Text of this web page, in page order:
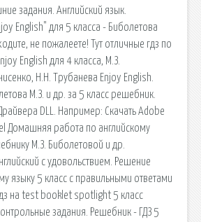
задания. Английский язык.
English" для 5 класса - Биболетова
не пожалеете! Тут отличные гдз по
English для 4 класса, М.З.
Н.Н. Трубанева Enjoy English.
М.З. и др. за 5 класс решебник.
DLL. Например: Скачать Adobe
Домашняя работа по английскому
М.З. Биболетовой и др.
с удовольствием. Решение
языку 5 класс с правильными ответами
на test booklet spotlight 5 класс
задания. Решебник - ГДЗ 5